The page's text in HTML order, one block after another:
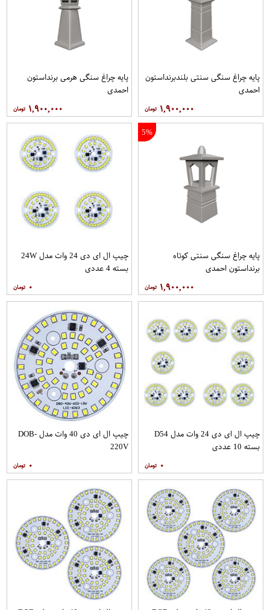
پایه چراغ سنگی سنتی بلندبرنداستون
احمدی
۱,۹۰۰,۰۰۰
پایه چراغ سنگی هرمی برنداستون
احمدی
۱,۹۰۰,۰۰۰
5%
پایه چراغ سنگی سنتی کوتاه
برنداستون احمدی
۱,۹۰۰,۰۰۰
چیپ ال ای دی 24 وات مدل 24W
بسته 4 عددی
۰
چیپ ال ای دی 24 وات مدل D54
بسته 10 عددی
۰
چیپ ال ای دی 40 وات مدل DOB-
220V
۰